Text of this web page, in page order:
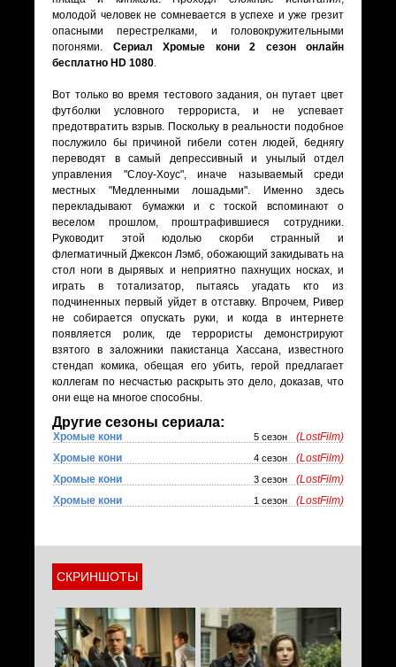
молодой человек не сомневается в успехе и уже грезит
опасными перестрелками, и головокружительными
погонями. Сериал Хромые кони 2 сезон онлайн
бесплатно HD 1080.
Вот только во время тестового задания, он путает цвет
футболки условного террориста, и не успевает
предотвратить взрыв. Поскольку в реальности подобное
послужило бы причиной гибели сотен людей, беднягу
переводят в самый депрессивный и унылый отдел
управления "Слоу-Хоус", иначе называемый среди
местных "Медленными лошадьми". Именно здесь
перекладывают бумажки и с тоской вспоминают о
веселом прошлом, проштрафившиеся сотрудники.
Руководит этой юдолью скорби странный и
флегматичный Джексон Лэмб, обожающий закидывать на
стол ноги в дырявых и неприятно пахнущих носках, и
играть в тотализатор, пытаясь угадать кто из
подчиненных первый уйдет в отставку. Впрочем, Ривер
не собирается опускать руки, и когда в интернете
появляется ролик, где террористы демонстрируют
взятого в заложники пакистанца Хассана, известного
стендап комика, обещая его убить, герой предлагает
коллегам по несчастью раскрыть это дело, доказав, что
они еще на многое способны.
Другие сезоны сериала:
Хромые кони 5 сезон
(LostFilm)
Хромые кони
4 сезон
(LostFilm)
Хромые кони
3 сезон
(LostFilm)
Хромые кони
1 сезон (LostFilm)
СКРИНШОТЫ